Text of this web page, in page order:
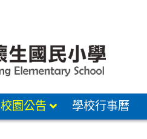
校園公告 學校行事曆